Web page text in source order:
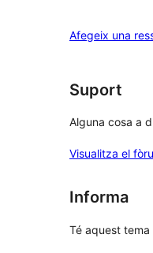
estrelles
de
Afegeix una
Suport
Alguna cosa a
Visualitza el
Informa
Té aquest